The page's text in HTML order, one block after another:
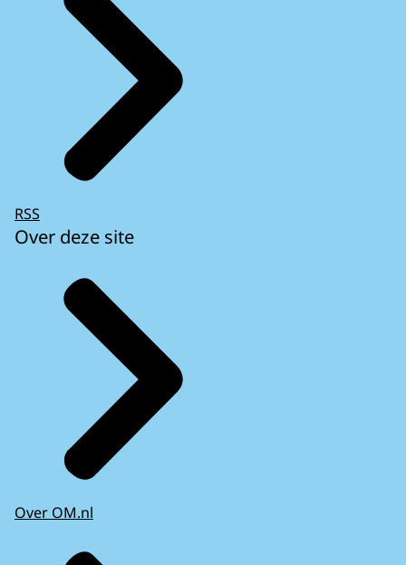
RSS
Over deze site
Over OM.nl